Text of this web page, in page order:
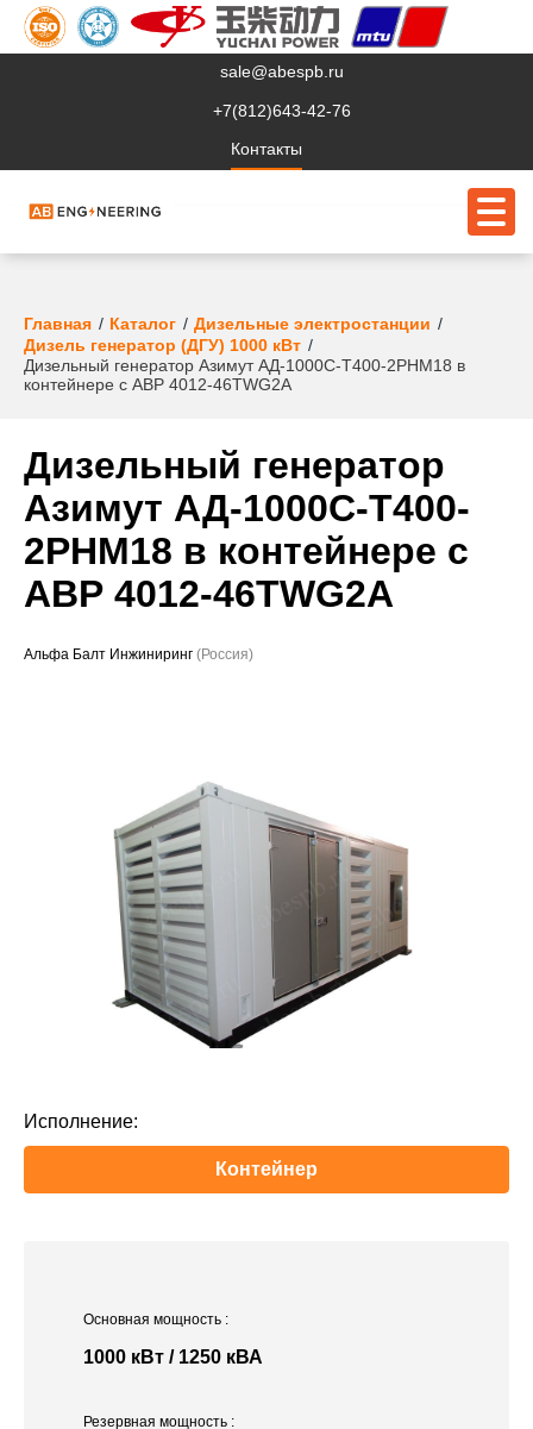
sale@abespb.ru
+7(812)643-42-76
Контакты
О компании
Клиентам
Сервис
Судовое ЭО
Проекты
Главная Каталог
Дизельные электростанции
Дизель генератор (ДГУ) 1000 кВт
Дизельный генератор Азимут АД-1000С-Т400-2РНМ18 в
контейнере с АВР 4012-46TWG2A
Дизельный генератор
Азимут АД-1000С-Т400-
2РНМ18 в контейнере с
АВР 4012-46TWG2A
Альфа Балт Инжиниринг (Россия)
Исполнение:
Контейнер
Основная мощность :
1000 кВт / 1250 кВА
Резервная мощность :